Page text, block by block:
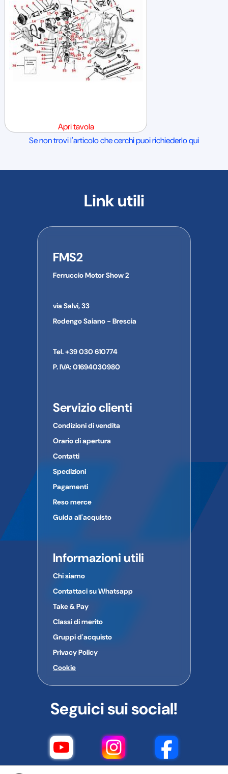
Apri tavola
Se non trovi l'articolo che cerchi puoi richiederlo qui
Link utili
FMS2
Ferruccio Motor Show 2
via Salvi, 33
Rodengo Saiano - Brescia
Tel. +39 030 610774
P. IVA: 01694030980
Servizio clienti
Condizioni di vendita
Orario di apertura
Contatti
Spedizioni
Pagamenti
Reso merce
Guida all'acquisto
Informazioni utili
Chi siamo
Contattaci su Whatsapp
Take & Pay
Classi di merito
Gruppi d'acquisto
Privacy Policy
Cookie
Seguici sui social!